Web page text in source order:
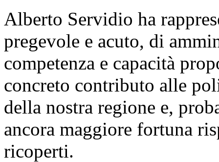
Alberto Servidio ha
pregevole e acuto, di
competenza e capacità
concreto contributo alle
della nostra regione e,
ancora maggiore fortuna
ricoperti.